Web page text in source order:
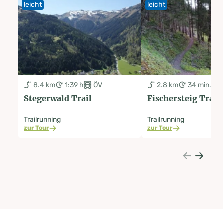
leicht
8.4 km 1:39 h ÖV
Stegerwald Trail
Trailrunning
zur Tour
leicht
2.8 km 34 min.
Fischersteig Trail
Trailrunning
zur Tour